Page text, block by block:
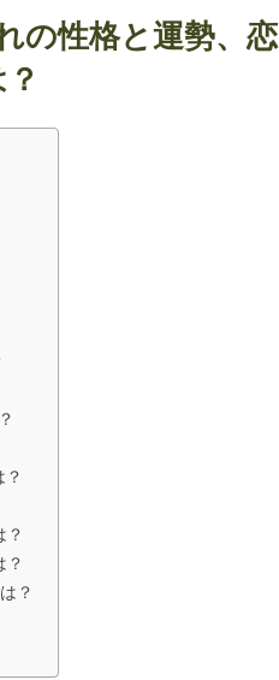
の性格と運勢、恋
？
？
？